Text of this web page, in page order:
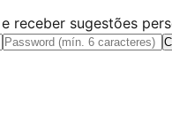
receber sugestões